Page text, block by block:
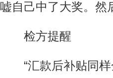
嘘自己中了大奖。然
检方提醒
“汇款后补贴同样